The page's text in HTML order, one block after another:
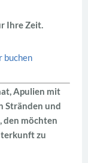
Ihre Zeit.
buchen
Apulien mit
Stränden und
den möchten
zu